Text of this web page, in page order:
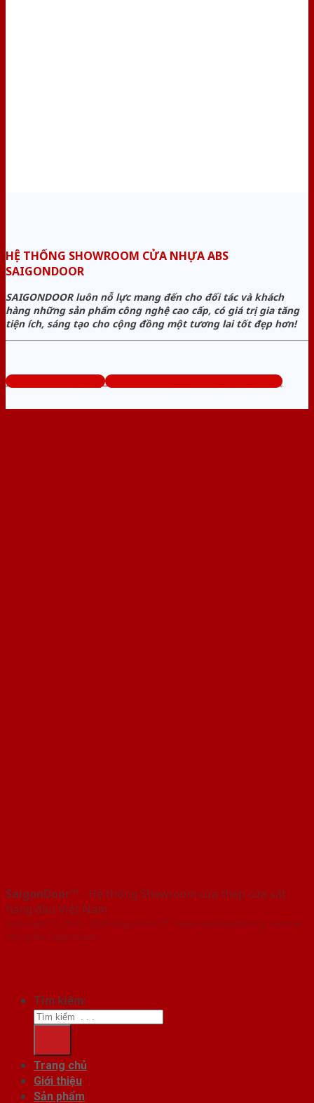
HỆ THỐNG SHOWROOM CỬA NHỰA ABS
SAIGONDOOR
SAIGONDOOR luôn nỗ lực mang đến cho đối tác và khách
hàng những sản phẩm công nghệ cao cấp, có giá trị gia tăng
tiện ích, sáng tạo cho cộng đồng một tương lai tốt đẹp hơn!
www.cuanhuaabs.org Tổng đài tư vấn miễn phí: 0824.400.400
SaigonDoor™ - Hệ thống Showroom cửa thép cửa sắt
hàng đầu Việt Nam
Copyright ⓒ 2016 – 2026 SaigonDoor™ - www.cuanhuaabs.org | Đơn vị
chủ quản SaigonDoor
Tìm kiếm:
Trang chủ
Giới thiệu
Sản phẩm